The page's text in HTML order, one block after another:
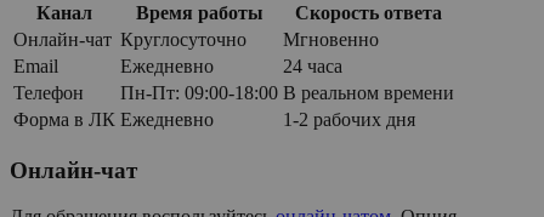
Канал Время работы
Скорость ответа
Онлайн-чат Круглосуточно
Мгновенно
Email
Ежедневно
24 часа
Телефон
Пн-Пт: 09:00-18:00 В реальном времени
Форма в ЛК Ежедневно 1-2 рабочих дня
Онлайн-чат